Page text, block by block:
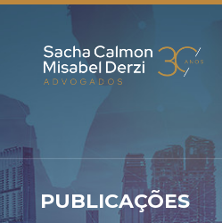
PUBLICAÇÕES